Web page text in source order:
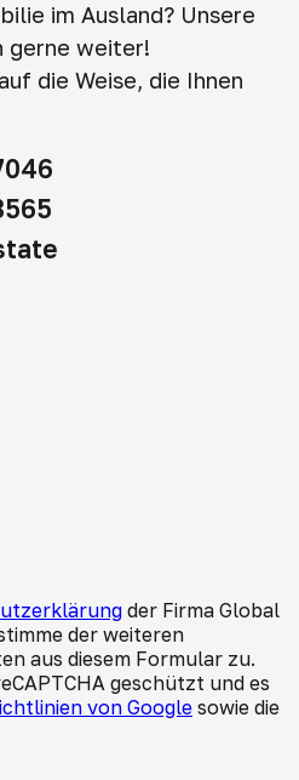
im Ausland? Unsere
gerne weiter!
die Weise, die Ihnen
der Firma Global
der weiteren
aus diesem Formular zu.
geschützt und es
von Google sowie die